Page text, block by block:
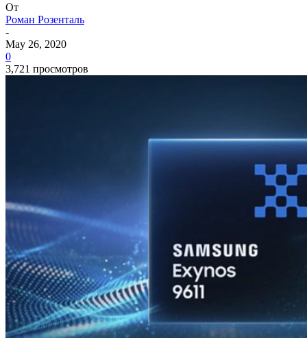
От
Роман Розенталь
-
May 26, 2020
0
3,721 просмотров